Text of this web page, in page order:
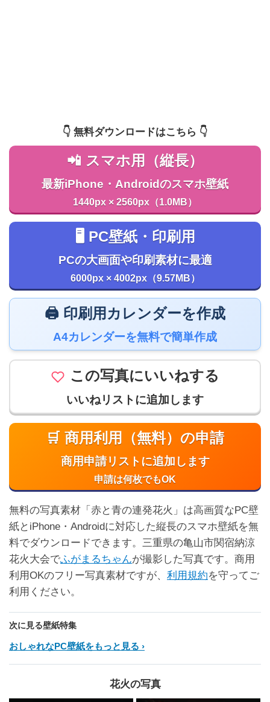
👇️ 無料ダウンロードはこちら 👇️
📲 スマホ用（縦長）
最新iPhone・Androidのスマホ壁紙
1440px × 2560px（1.0MB）
🖥️ PC壁紙・印刷用
PCの大画面や印刷素材に最適
6000px × 4002px（9.57MB）
🖨️ 印刷用カレンダーを作成
A4カレンダーを無料で簡単作成
この写真にいいねする
いいねリストに追加します
🛒 商用利用（無料）の申請
商用申請リストに追加します
申請は何枚でもOK
無料の写真素材「赤と青の連発花火」は高画質なPC壁
紙とiPhone・Androidに対応した縦長のスマホ壁紙を無
料でダウンロードできます。三重県の亀山市関宿納涼
花火大会でふがまるちゃんが撮影した写真です。商用
利用OKのフリー写真素材ですが、 利用規約を守ってご
利用ください。
次に見る壁紙特集
おしゃれなPC壁紙をもっと見る
花火の写真